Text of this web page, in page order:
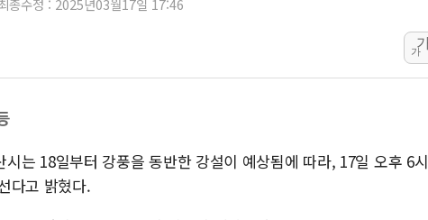
[속보] 민주, 인
[속보] 민주, 제
이번주 국내 주요
美, 이란전 출구
강릉·동해·삼척
폐기물 수거하다
서울 중랑구 주택
李대통령 "결혼
종수정 : 2025년03월17일 17:46
가
는 18일부터 강풍을 동반한 강설이 예상됨에 따라, 17일 오후 6
다고 밝혔다.